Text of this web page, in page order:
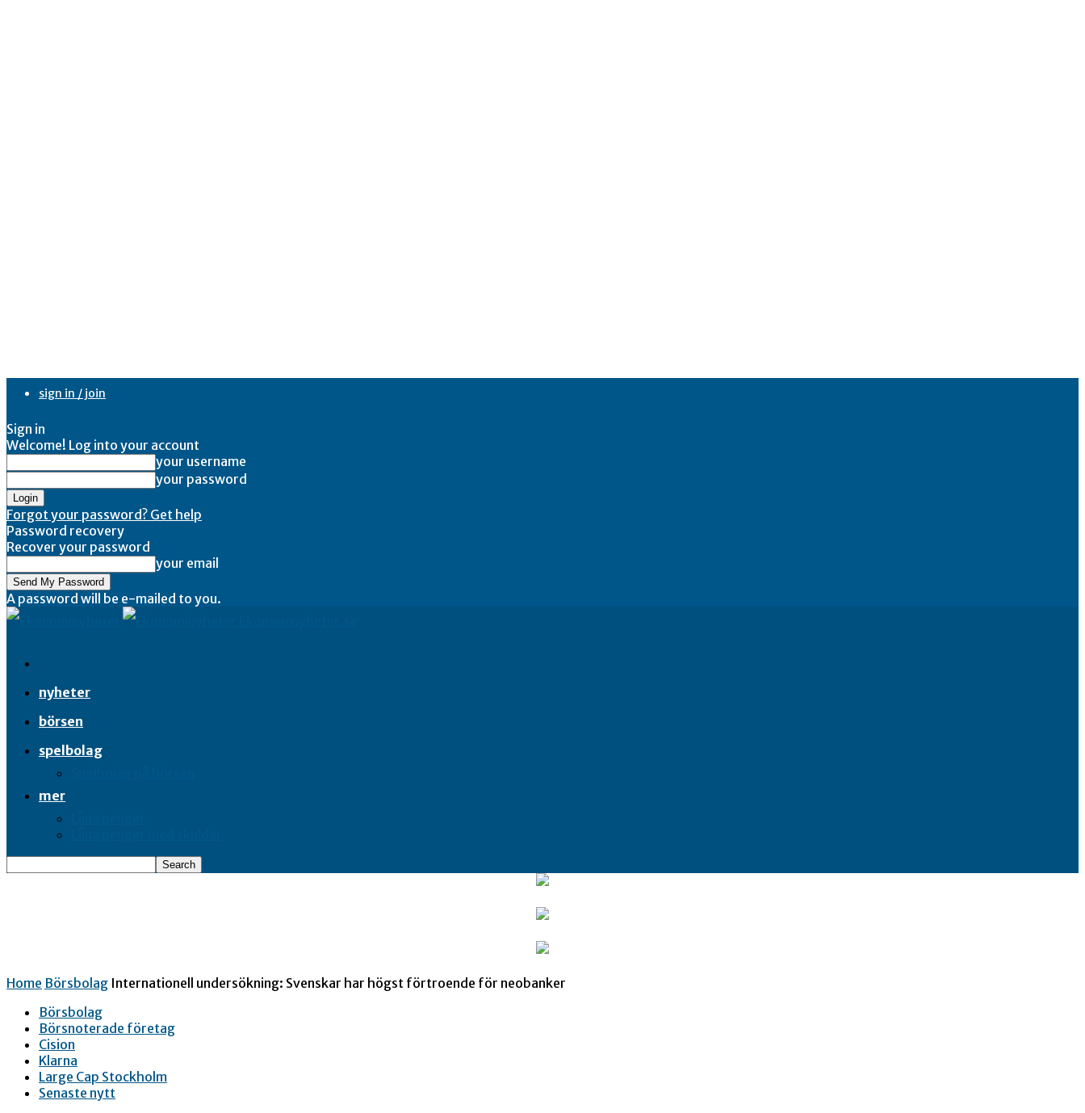
sign in / join
Sign in
Welcome! Log into your account
your username
your password
Forgot your password? Get help
Password recovery
Recover your password
your email
A password will be e-mailed to you.
nyheter
börsen
spelbolag
mer
Home Börsbolag Internationell undersökning: Svenskar har högst förtroende för neobanker
Börsbolag
Börsnoterade företag
Cision
Klarna
Large Cap Stockholm
Senaste nytt